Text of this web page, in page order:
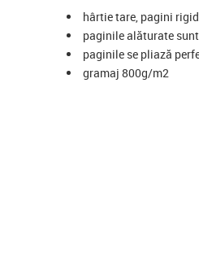
hârtie tare, pagini
paginile alăturate
paginile se pliază
gramaj 800g/m2